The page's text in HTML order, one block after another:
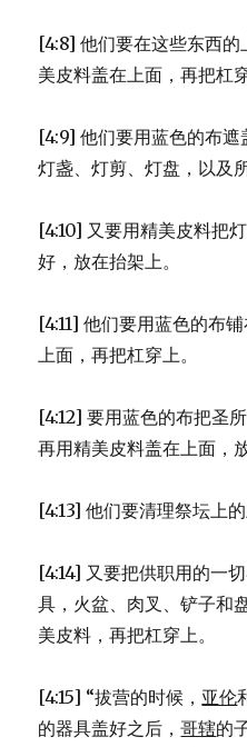
[4:8] 他们要在这些东西
美皮料盖在上面，再把杠穿
[4:9] 他们要用蓝色的布
灯盏、灯剪、灯盘，以及
[4:10] 又要用精美皮料把
好，放在抬架上。
[4:11] 他们要用蓝色的布
上面，再把杠穿上。
[4:12] 要用蓝色的布把圣
再用精美皮料盖在上面，
[4:13] 他们要清理祭坛上
[4:14] 又要把供职用的一
具，火盆、肉叉、铲子和
美皮料，再把杠穿上。
[4:15] “拔营的时候， 亚伦
的器具盖好之后，哥辖的